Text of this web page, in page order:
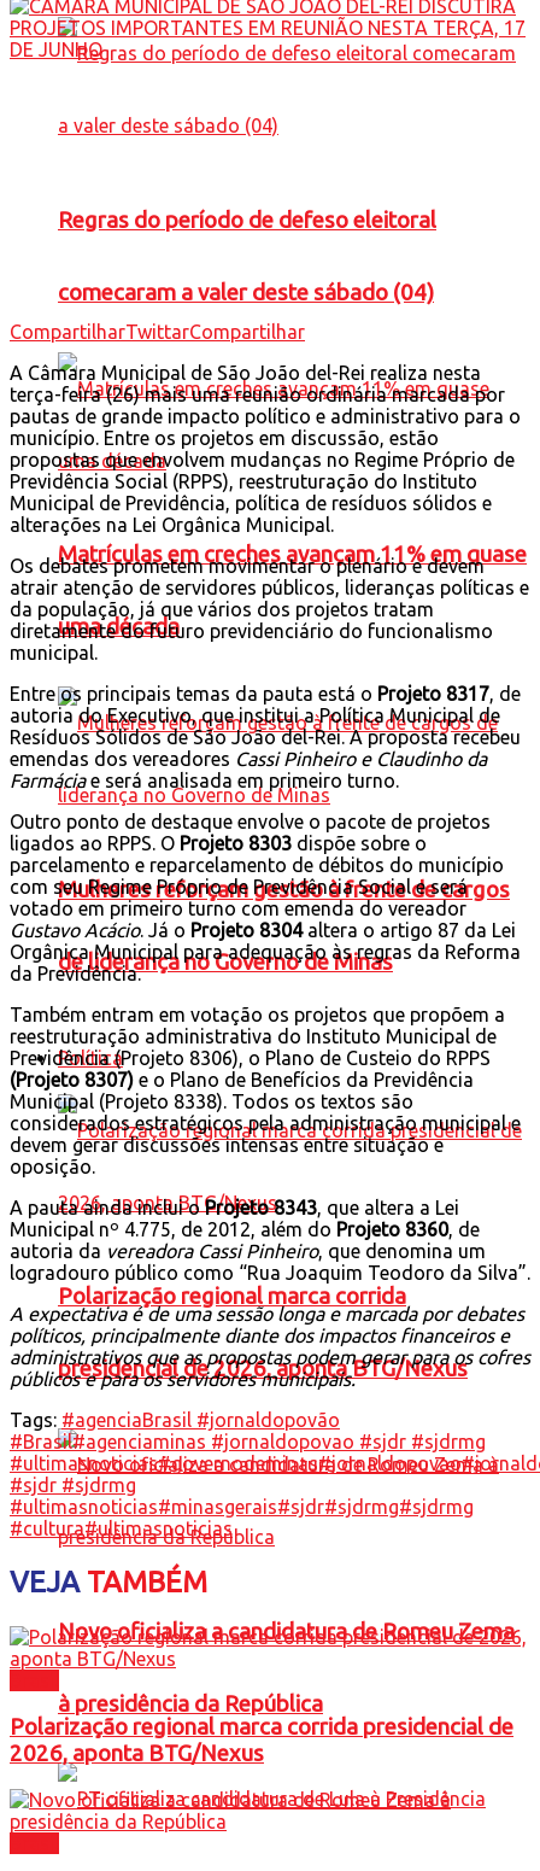
Regras do período de defeso eleitoral
comecaram a valer deste sábado (04)
Matrículas em creches avançam 11% em quase
uma década
Mulheres reforçam gestão à frente de cargos
de liderança no Governo de Minas
Política
Polarização regional marca corrida
presidencial de 2026, aponta BTG/Nexus
Novo oficializa a candidatura de Romeu Zema
à presidência da República
CompartilharTwittarCompartilhar
A Câmara Municipal de São João del-Rei realiza nesta
terça-feira (26) mais uma reunião ordinária marcada por
pautas de grande impacto político e administrativo para o
município. Entre os projetos em discussão, estão
propostas que envolvem mudanças no Regime Próprio de
Previdência Social (RPPS), reestruturação do Instituto
Municipal de Previdência, política de resíduos sólidos e
alterações na Lei Orgânica Municipal.
Os debates prometem movimentar o plenário e devem
atrair atenção de servidores públicos, lideranças políticas e
da população, já que vários dos projetos tratam
diretamente do futuro previdenciário do funcionalismo
municipal.
Entre os principais temas da pauta está o Projeto 8317, de
autoria do Executivo, que institui a Política Municipal de
Resíduos Sólidos de São João del-Rei. A proposta recebeu
emendas dos vereadores Cassi Pinheiro e Claudinho da
Farmáciae será analisada em primeiro turno.
Outro ponto de destaque envolve o pacote de projetos
ligados ao RPPS. O Projeto 8303 dispõe sobre o
parcelamento e reparcelamento de débitos do município
com seu Regime Próprio de Previdência Social e será
votado em primeiro turno com emenda do vereador
Gustavo Acácio. Já o Projeto 8304altera o artigo 87 da Lei
Orgânica Municipal para adequação às regras da Reforma
da Previdência.
Também entram em votação os projetos que propõem a
reestruturação administrativa do Instituto Municipal de
Previdência (Projeto 8306), o Plano de Custeio do RPPS
(Projeto 8307) e o Plano de Benefícios da Previdência
Municipal (Projeto 8338). Todos os textos são
considerados estratégicos pela administração municipal e
devem gerar discussões intensas entre situação e
oposição.
A pauta ainda inclui oProjeto 8343, que altera a Lei
Municipal nº 4.775, de 2012, além do Projeto 8360, de
autoria da vereadora Cassi Pinheiro, que denomina um
logradouro público como “Rua Joaquim Teodoro da Silva”.
A expectativa é de uma sessão longa e marcada por debates
políticos, principalmente diante dos impactos financeiros e
administrativos que as propostas podem gerar para os cofres
públicos e para os servidores municipais.
Tags: #agenciaBrasil #jornaldopovão
#Brasil#agenciaminas #jornaldopovao #sjdr #sjdrmg
#ultimasnoticias#governodeminas#jornaldopovao
#sjdr #sjdrmg
#ultimasnoticias#minasgerais#sjdr#sjdrmg#sjdrmg
#cultura#ultimasnoticias
VEJATAMBÉM
Polarização regional marca corrida presidencial de
2026, aponta BTG/Nexus